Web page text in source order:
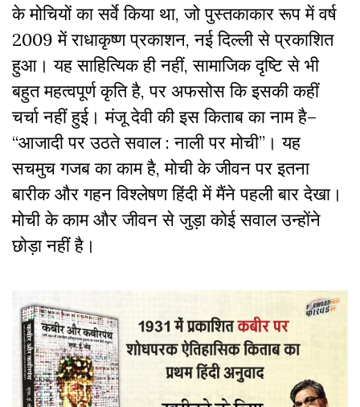
के मोचियों का सर्वे किया था, जो पुस्तकाकार रूप में वर्ष
2009 में राधाकृष्ण प्रकाशन, नई दिल्ली से प्रकाशित
हुआ। यह साहित्यिक ही नहीं, सामाजिक दृष्टि से भी
बहुत महत्वपूर्ण कृति है, पर अफसोस कि इसकी कहीं
चर्चा नहीं हुई। मंजू देवी की इस किताब का नाम है–
“आजादी पर उठते सवाल : नाली पर मोची”। यह
सचमुच गजब का काम है, मोची के जीवन पर इतना
बारीक और गहन विश्लेषण हिंदी में मैंने पहली बार देखा।
मोची के काम और जीवन से जुड़ा कोई सवाल उन्होंने
छोड़ा नहीं है।